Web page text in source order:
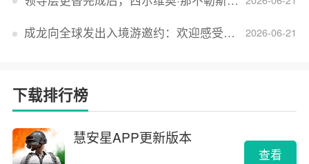
2026-06-21
成龙向全球发出入境游邀约：欢迎感受无滤镜的真实中国
下载排行榜
慧安星APP更新版本
查看